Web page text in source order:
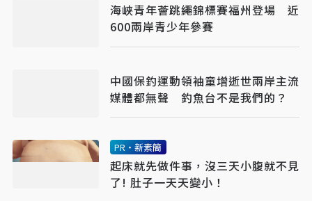
海峽青年薈跳繩錦標賽福州登場 近
600兩岸青少年參賽
中國保釣運動領袖童增逝世兩岸主流
媒體都無聲 釣魚台不是我們的？
PR・新素簡
起床就先做件事，沒三天小腹就不見
了! 肚子一天天變小！